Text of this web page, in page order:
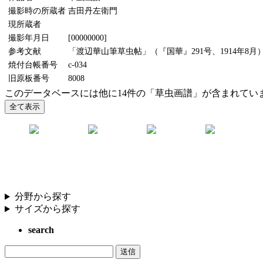
撮影時の所蔵者 吉田丹左衛門
現所蔵者
撮影年月日
[00000000]
参考文献
「渡辺華山筆草虫帖」（『国華』291号、1914年8月）
焼付台帳番号
c-034
旧原板番号
8008
このデータベースには他に14件の「草虫画譜」が含まれてい
分野から探す
サイズから探す
search